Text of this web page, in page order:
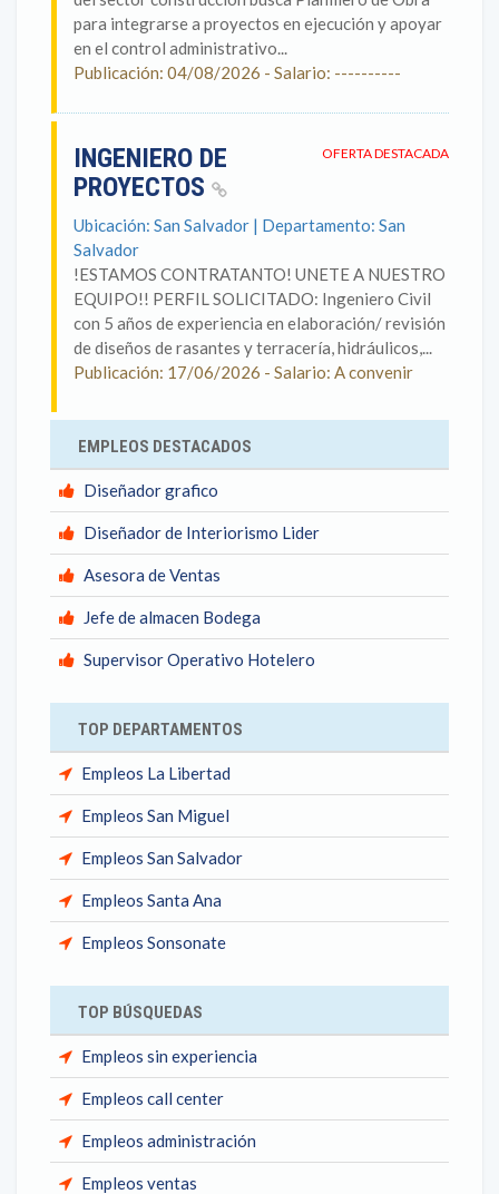
para integrarse a proyectos en ejecución y apoyar
en el control administrativo...
Publicación: 04/08/2026 - Salario: ----------
OFERTA DESTACADA
INGENIERO DE
PROYECTOS
Ubicación: San Salvador | Departamento: San
Salvador
!ESTAMOS CONTRATANTO! UNETE A NUESTRO
EQUIPO!! PERFIL SOLICITADO: Ingeniero Civil
con 5 años de experiencia en elaboración/ revisión
de diseños de rasantes y terracería, hidráulicos,...
Publicación: 17/06/2026 - Salario: A convenir
EMPLEOS DESTACADOS
Diseñador grafico
Diseñador de Interiorismo Lider
Asesora de Ventas
Jefe de almacen Bodega
Supervisor Operativo Hotelero
TOP DEPARTAMENTOS
Empleos La Libertad
Empleos San Miguel
Empleos San Salvador
Empleos Santa Ana
Empleos Sonsonate
TOP BÚSQUEDAS
Empleos sin experiencia
Empleos call center
Empleos administración
Empleos ventas